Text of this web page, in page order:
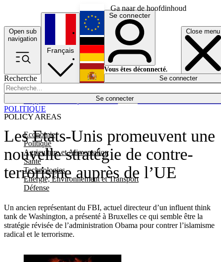
Ga naar de hoofdinhoud
Open sub
navigation
Close menu
Recherche
Se connecter
POLICY AREAS
Economie
Politique
Agriculture et Alimentation
Santé
Technologies
Energie, Environnement et Transport
Défense
Économie
Français
English
Deutsch
Español
Se connecter
Vous êtes déconnecté.
Se connecter
Les Etats-Unis promeuvent une
nouvelle stratégie de contre-
terrorisme auprès de l’UE
Un ancien représentant du FBI, actuel directeur d’un influent think
tank de Washington, a présenté à Bruxelles ce qui semble être la
stratégie révisée de l’administration Obama pour contrer l’islamisme
radical et le terrorisme.
POLITIQUE